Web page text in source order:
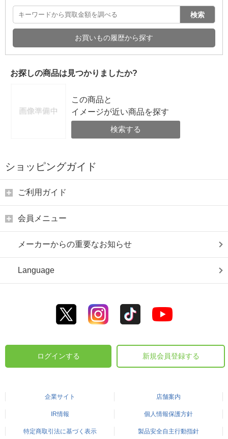
検索
お買いもの履歴から探す
お探しの商品は見つかりましたか?
この商品と
イメージが近い商品を探す
検索する
ショッピングガイド
ご利用ガイド
会員メニュー
メーカーからの重要なお知らせ
Language
ログインする 新規会員登録する
企業サイト 店舗案内
IR情報 個人情報保護方針
特定商取引法に基づく表示 製品安全自主行動指針